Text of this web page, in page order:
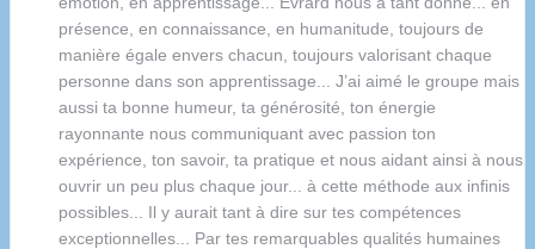
présence, en connaissance, en humanitude, toujours de
manière égale envers chacun, toujours valorisant chaque
personne dans son apprentissage... J’ai aimé le groupe mais
aussi ta bonne humeur, ta générosité, ton énergie
rayonnante nous communiquant avec passion ton
expérience, ton savoir, ta pratique et nous aidant ainsi à nous
ouvrir un peu plus chaque jour... à cette méthode aux infinis
possibles... Il y aurait tant à dire sur tes compétences
exceptionnelles... Par tes remarquables qualités humaines